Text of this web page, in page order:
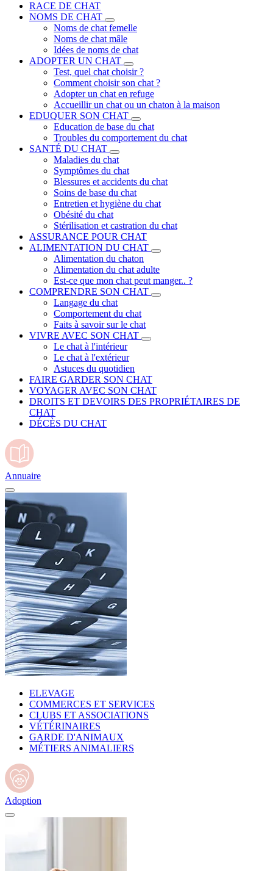
RACE DE CHAT
NOMS DE CHAT
Noms de chat femelle
Noms de chat mâle
Idées de noms de chat
ADOPTER UN CHAT
Test, quel chat choisir ?
Comment choisir son chat ?
Adopter un chat en refuge
Accueillir un chat ou un chaton à la maison
EDUQUER SON CHAT
Education de base du chat
Troubles du comportement du chat
SANTÉ DU CHAT
Maladies du chat
Symptômes du chat
Blessures et accidents du chat
Soins de base du chat
Entretien et hygiène du chat
Obésité du chat
Stérilisation et castration du chat
ASSURANCE POUR CHAT
ALIMENTATION DU CHAT
Alimentation du chaton
Alimentation du chat adulte
Est-ce que mon chat peut manger.. ?
COMPRENDRE SON CHAT
Langage du chat
Comportement du chat
Faits à savoir sur le chat
VIVRE AVEC SON CHAT
Le chat à l'intérieur
Le chat à l'extérieur
Astuces du quotidien
FAIRE GARDER SON CHAT
VOYAGER AVEC SON CHAT
DROITS ET DEVOIRS DES PROPRIÉTAIRES DE
CHAT
DÉCÈS DU CHAT
Annuaire
ELEVAGE
COMMERCES ET SERVICES
CLUBS ET ASSOCIATIONS
VÉTÉRINAIRES
GARDE D'ANIMAUX
MÉTIERS ANIMALIERS
Adoption